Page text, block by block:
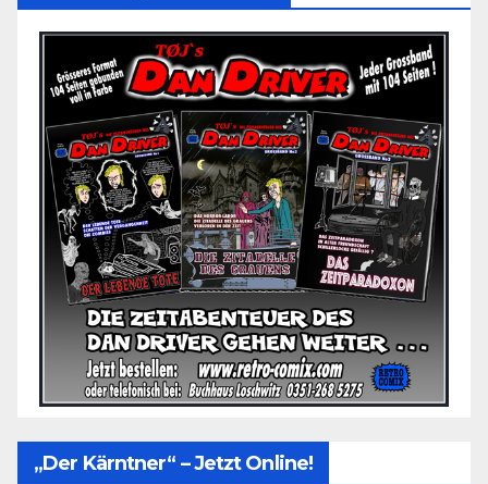
„Der Kärntner“ – Jetzt Online!